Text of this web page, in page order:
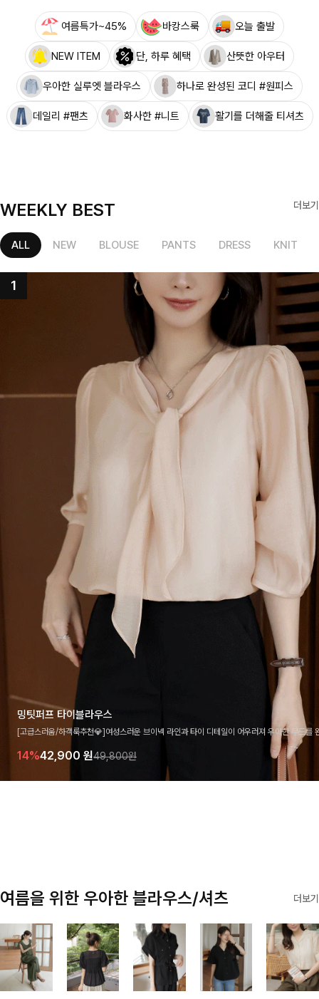
여름특가~45% 바캉스룩 오늘 출발
NEW ITEM 단, 하루 혜택 산뜻한 아우터
우아한 실루엣 블라우스 하나로 완성된 코디 #원피스
데일리 #팬츠 화사한 #니트 활기를 더해줄 티셔츠
WEEKLY BEST 더보기
ALL NEW BLOUSE PANTS DRESS KNIT
밍팃퍼프 타이블라우스
[고급스러움/하객룩추천💎]여성스러운 브이넥 라인과 타이 디테일이 어우러져 우아한 무드를
라우스 🤍 여유로운 7부 소매로 편안하게 착용되며 데일리룩부터 출근룩, 하객룩까지 세련된
기 좋은 아이템이에요
14%42,900 원49,800원
여름을 위한 우아한 블라우스/셔츠 더보기